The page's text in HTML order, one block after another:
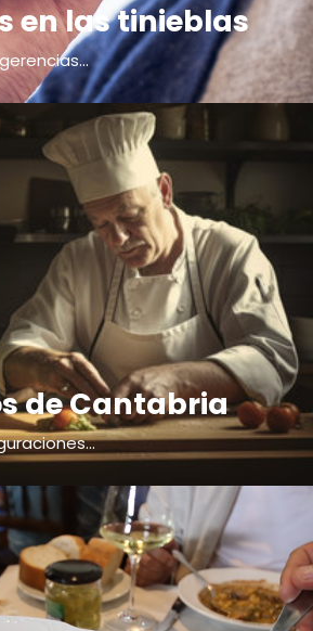
en las tinieblas
de Cantabria